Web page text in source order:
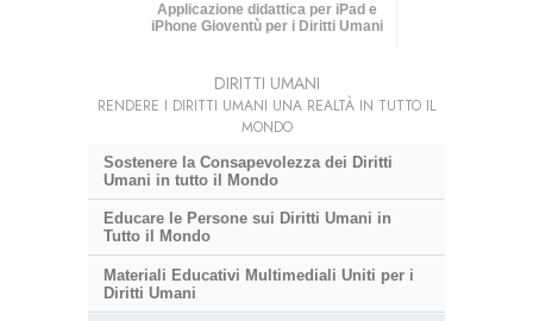
Applicazione didattica per iPad e
iPhone Gioventù per i Diritti Umani
DIRITTI UMANI
RENDERE I DIRITTI UMANI UNA REALTÀ IN TUTTO IL
MONDO
Sostenere la Consapevolezza dei Diritti
Umani in tutto il Mondo
Educare le Persone sui Diritti Umani in
Tutto il Mondo
Materiali Educativi Multimediali Uniti per i
Diritti Umani